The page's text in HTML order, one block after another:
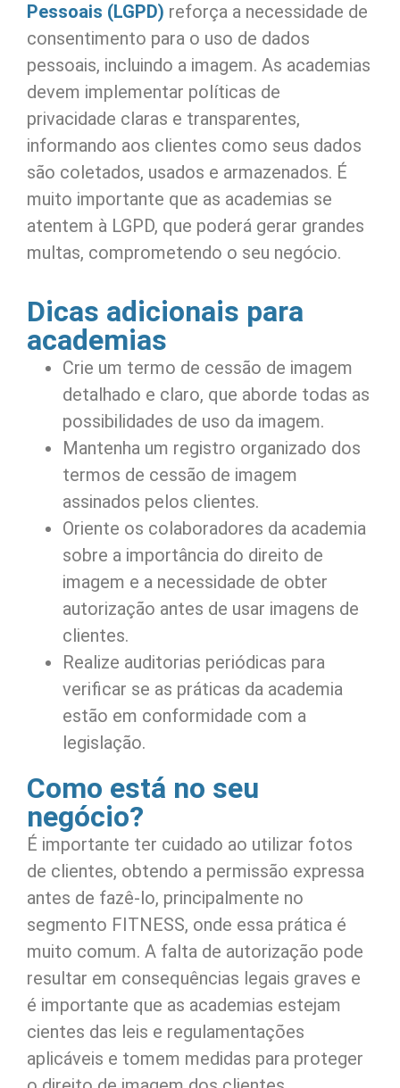
Pessoais (LGPD) reforça a necessidade de
consentimento para o uso de dados
pessoais, incluindo a imagem. As academias
devem implementar políticas de
privacidade claras e transparentes,
informando aos clientes como seus dados
são coletados, usados e armazenados. É
muito importante que as academias se
atentem à LGPD, que poderá gerar grandes
multas, comprometendo o seu negócio.
Dicas adicionais para
academias
Crie um termo de cessão de imagem
detalhado e claro, que aborde todas as
possibilidades de uso da imagem.
Mantenha um registro organizado dos
termos de cessão de imagem
assinados pelos clientes.
Oriente os colaboradores da academia
sobre a importância do direito de
imagem e a necessidade de obter
autorização antes de usar imagens de
clientes.
Realize auditorias periódicas para
verificar se as práticas da academia
estão em conformidade com a
legislação.
Como está no seu
negócio?
É importante ter cuidado ao utilizar fotos
de clientes, obtendo a permissão expressa
antes de fazê-lo, principalmente no
segmento FITNESS, onde essa prática é
muito comum. A falta de autorização pode
resultar em consequências legais graves e
é importante que as academias estejam
cientes das leis e regulamentações
aplicáveis e tomem medidas para proteger